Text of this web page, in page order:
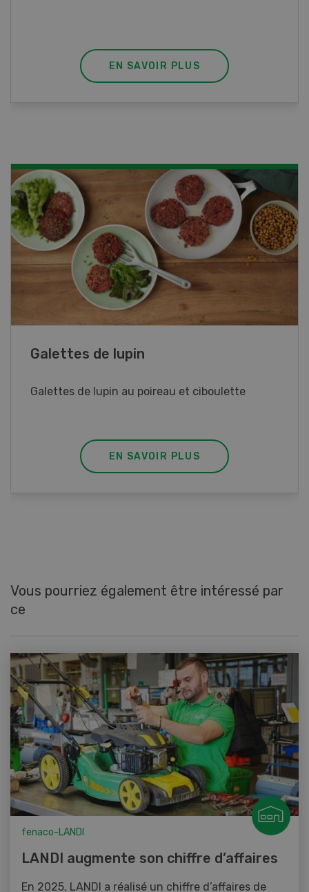
EN SAVOIR PLUS
Rouleaux de printemps
Rouleaux de printemps aux poulet
EN SAVOIR PLUS
Vous pourriez également être intéressé par
ce
fenaco-LANDI
LANDI augmente son chiffre d’affaires
En 2025, LANDI a réalisé un chiffre d’affaires de